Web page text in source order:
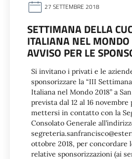
27 SETTEMBRE 2018
SETTIMANA DELLA
ITALIANA NEL
AVVISO PER LE
Si invitano i privati e le
sponsorizzare la “III
Italiana nel Mondo 2018” a
prevista dal 12 al 16 novembre
mettersi in contatto con la
Consolato Generale
ottobre 2018, per concordare
relative sponsorizzazioni (ai